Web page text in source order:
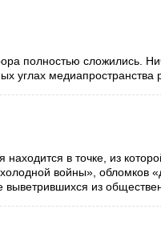
полностью сложились.
углах медиапространства
находится в точке, из
войны», обломков
из